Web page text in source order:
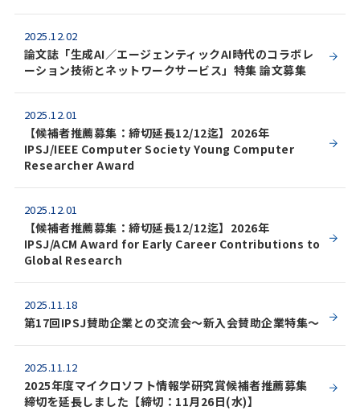
2025.12.02
論文誌「生成AI／エージェンティックAI時代のコラボレ
ーション技術とネットワークサービス」特集 論文募集
2025.12.01
【候補者推薦募集：締切延長12/12迄】2026年
IPSJ/IEEE Computer Society Young Computer
Researcher Award
2025.12.01
【候補者推薦募集：締切延長12/12迄】2026年
IPSJ/ACM Award for Early Career Contributions to
Global Research
2025.11.18
第17回IPSJ賛助企業との交流会～新入会賛助企業特集～
2025.11.12
2025年度マイクロソフト情報学研究賞候補者推薦募集
締切を延長しました【締切：11月26日(水)】